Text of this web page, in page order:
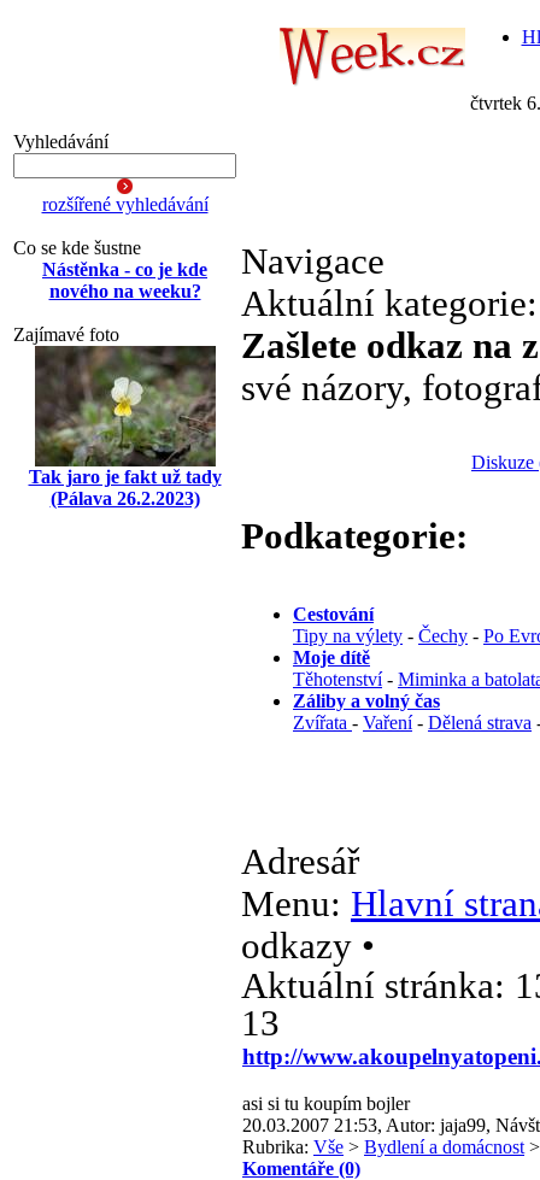
čtvrtek
Vyhledávání
rozšířené vyhledávání
Co se kde šustne
Nástěnka - co je kde
nového na weeku?
Zajímavé foto
Tak jaro je fakt už tady
(Pálava 26.2.2023)
Navigace
Aktuální
Zašlete odkaz na
své názory,
Diskuze
Podkategorie:
Cestování
Tipy na výlety - Čechy - Po
Moje dítě
Těhotenství- Miminka a
Záliby a volný čas
Zvířata - Vaření- Dělená strava
Adresář
Menu: Hlavní
odkazy •
Aktuální stránka:
13
http://
asi si tu koupím bojler
20.03.2007 21:53, Autor: jaja99,
Rubrika: Vše > Bydlení a domácnost
Komentáře (0)